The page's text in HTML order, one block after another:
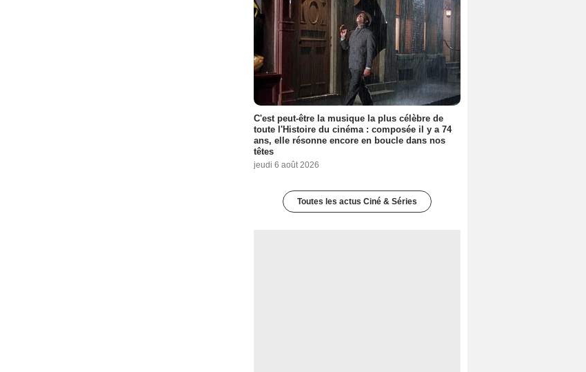
C'est peut-être la musique la plus célèbre de
toute l'Histoire du cinéma : composée il y a 74
ans, elle résonne encore en boucle dans nos
têtes
jeudi 6 août 2026
Toutes les actus Ciné & Séries